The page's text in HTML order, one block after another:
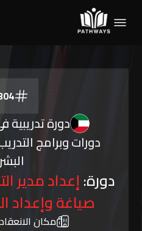
دورة
دورات وبرامج
دورة:إعداد مدير
صياغة وإعداد
مكان